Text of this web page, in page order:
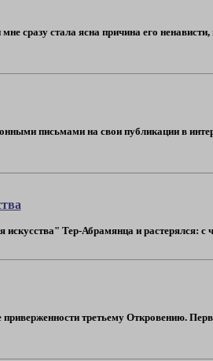
сразу стала ясна причина его
письмами на свои публикации в
Тер-Абрамянца и растерялся: с
третьему Откровению.